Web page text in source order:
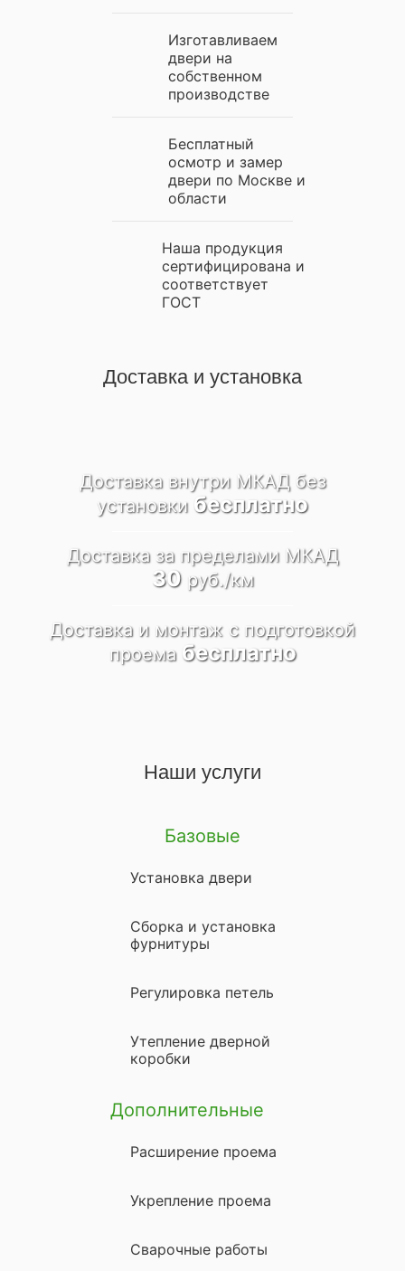
Изготавливаем
двери на
собственном
производстве
Бесплатный
осмотр и замер
двери по Москве и
области
Наша продукция
сертифицирована и
соответствует
ГОСТ
Доставка и установка
Доставка внутри МКАД без
установки бесплатно
Доставка за пределами МКАД
30руб./км
Доставка и монтаж c подготовкой
проема бесплатно
Наши услуги
Базовые
Установка двери
Сборка и установка
фурнитуры
Регулировка петель
Утепление дверной
коробки
Дополнительные
Расширение проема
Укрепление проема
Сварочные работы